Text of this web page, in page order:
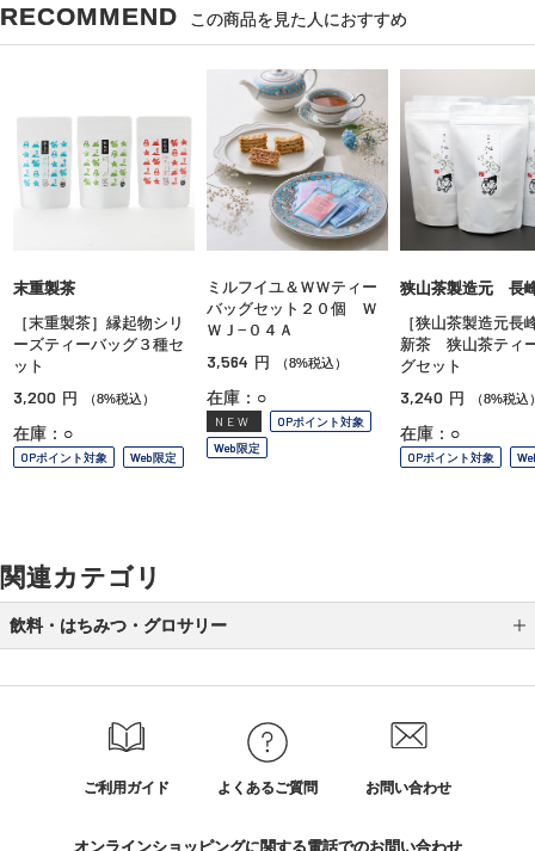
RECOMMEND この商品を見た人におすすめ
末重製茶
［末重製茶］縁起物シリ
ーズティーバッグ３種セ
ット
3,200 円 （8%税込）
在庫：○
OPポイント対象 Web限定
ミルフイユ＆ＷＷティー
バッグセット２０個 Ｗ
ＷＪ−０４Ａ
3,564 円 （8%税込）
在庫：○
NEW
OPポイント対象
Web限定
狭山茶製造元 長
［狭山茶製造元長
新茶 狭山茶ティ
グセット
3,240 円 （8%税込
在庫：○
OPポイント対象
関連カテゴリ
飲料・はちみつ・グロサリー
ご利用ガイド よくあるご質問 お問い合わせ
オンラインショッピングに関する電話でのお問い合わせ